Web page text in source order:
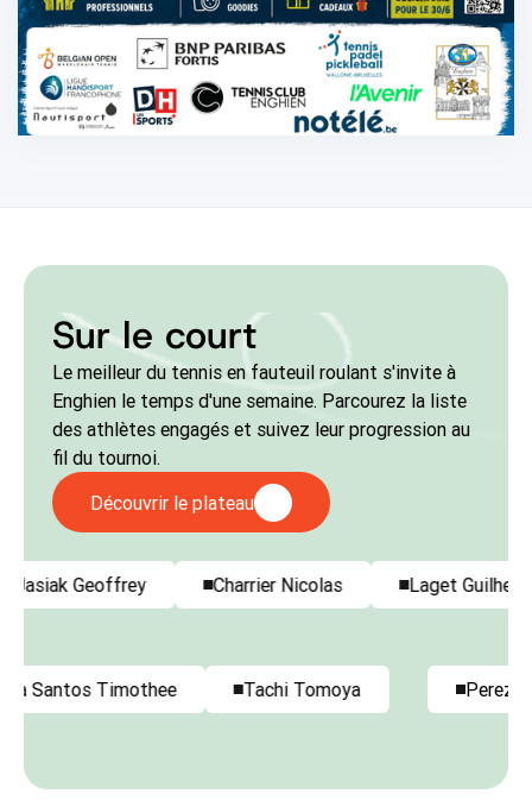
Sur le court
Le meilleur du tennis en fauteuil roulant s'invite à
Enghien le temps d'une semaine. Parcourez la liste
des athlètes engagés et suivez leur progression au
fil du tournoi.
Découvrir le plateau
Jasiak Geoffrey Charrier Nicolas Laget
Timothee Tachi Tomoya Perez Diego